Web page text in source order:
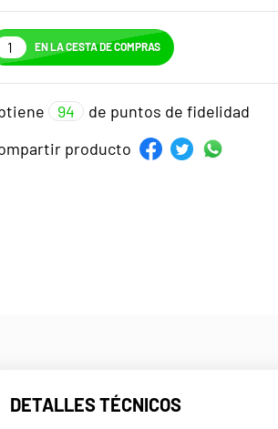
EN LA CESTA DE COMPRAS
94
de puntos de fidelidad
producto
DETALLES TÉCNICOS